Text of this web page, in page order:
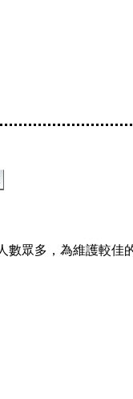
數眾多，為維護較